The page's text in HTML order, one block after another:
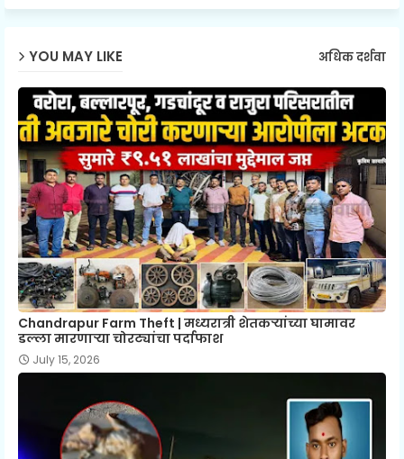
YOU MAY LIKE अधिक दर्शवा
Chandrapur Farm Theft | मध्यरात्री शेतकऱ्यांच्या घामावर
डल्ला मारणाऱ्या चोरट्यांचा पर्दाफाश
July 15, 2026